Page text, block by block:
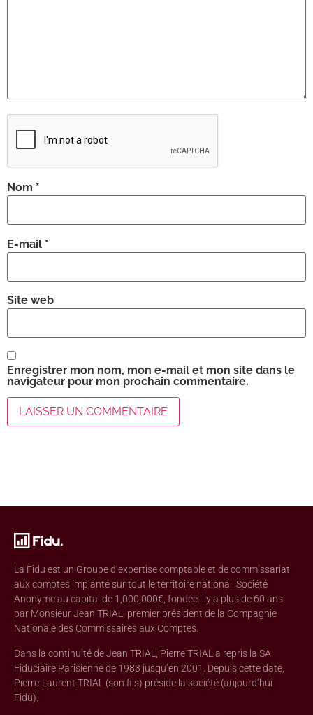
Nom *
E-mail *
Site web
Enregistrer mon nom, mon e-mail et mon site dans le
navigateur pour mon prochain commentaire.
La Fidu est un Groupe d’expertise comptable et de commissariat
aux comptes implanté sur tout le territoire national. Société
Anonyme au capital de 1,000,000€, fondée il y a plus de 60 ans
par Monsieur Jean TRIAL, premier président de la Compagnie
Nationale des Commissaires aux Comptes.
Dans la continuité de Jean TRIAL, Pierre TRIAL a repris la SA
Fiduciaire Parisienne de 1983 jusqu’en 2001. Depuis cette date,
Pierre-Laurent TRIAL (son fils) préside la société (aujourd’hui
Fidu).